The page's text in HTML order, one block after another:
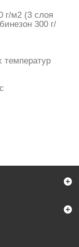
г/м2 (3 слоя
300 г/
температур